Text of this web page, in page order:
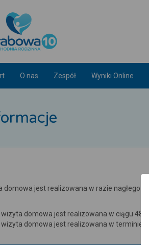
O nas Zespół Wyniki Online
domowa jest realizowana w razie nagłego
wizyta domowa jest realizowana w ciągu 48
wizyta domowa jest realizowana w terminie